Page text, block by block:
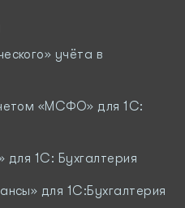
учёта в
«МСФО» для 1С:
для 1С: Бухгалтерия
для 1С:Бухгалтерия